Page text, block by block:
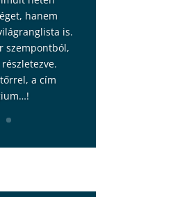
hanem
is.
szempontból,
a cím